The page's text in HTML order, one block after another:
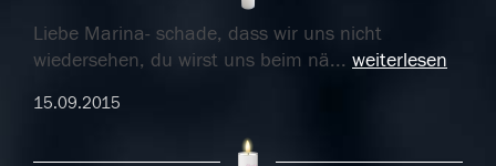
Liebe Marina- schade, dass wir uns nicht
wiedersehen, du wirst uns beim nä... weiterlesen
15.09.2015